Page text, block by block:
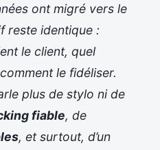
ont migré vers le
reste identique :
le client, quel
le fidéliser.
plus de stylo ni de
fiable, de
, et surtout, d’un